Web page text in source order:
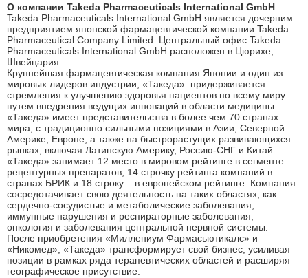
О компании Takeda Pharmaceuticals International GmbH
Takeda Pharmaceuticals International GmbH является дочерним
предприятием японской фармацевтической компании Takeda
Pharmaceutical Company Limited. Центральный офис Takeda
Pharmaceuticals International GmbH расположен в Цюрихе,
Швейцария.
Крупнейшая фармацевтическая компания Японии и один из
мировых лидеров индустрии, «Такеда» придерживается
стремления к улучшению здоровья пациентов по всему миру
путем внедрения ведущих инноваций в области медицины.
«Такеда» имеет представительства в более чем 70 странах
мира, с традиционно сильными позициями в Азии, Северной
Америке, Европе, а также на быстрорастущих развивающихся
рынках, включая Латинскую Америку, Россию-СНГ и Китай.
«Такеда» занимает 12 место в мировом рейтинге в сегменте
рецептурных препаратов, 14 строчку рейтинга компаний в
странах БРИК и 18 строку – в европейском рейтинге. Компания
сосредотачивает свою деятельность на таких областях, как:
сердечно-сосудистые и метаболические заболевания,
иммунные нарушения и респираторные заболевания,
онкология и заболевания центральной нервной системы.
После приобретения «Миллениум Фармасьютикалс» и
«Никомед», «Такеда» трансформирует свой бизнес, усиливая
позиции в рамках ряда терапевтических областей и расширяя
географическое присутствие.